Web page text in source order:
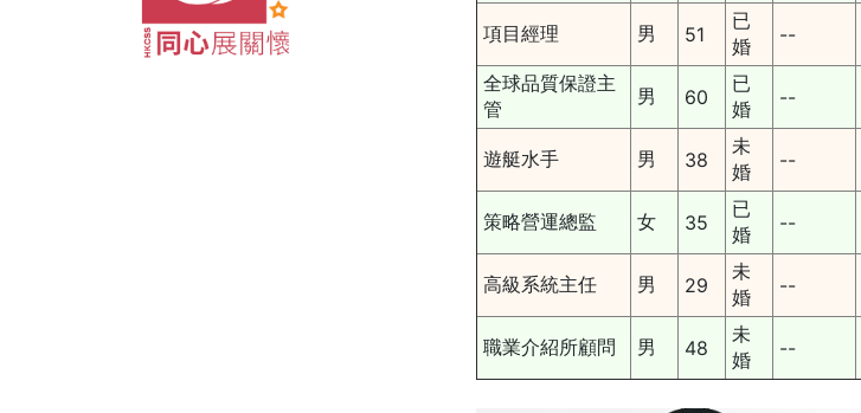
項目經理 男 51
已
婚
--
全球品質保證主
管
男 60
已
婚
--
遊艇水手 男 38
未
婚
--
策略營運總監 女 35
已
婚
--
高級系統主任 男 29
未
婚
--
職業介紹所顧問 男 48
未
婚
--